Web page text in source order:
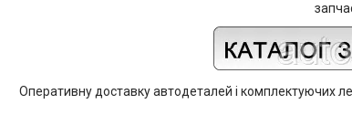
Оперативну доставку автодеталей і комплектуючих